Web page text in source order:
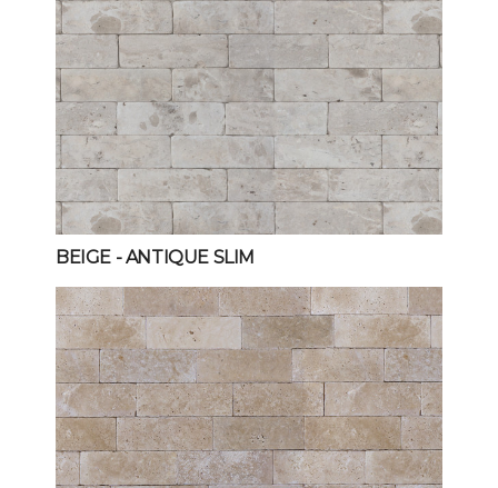
BEIGE - ANTIQUE SLIM